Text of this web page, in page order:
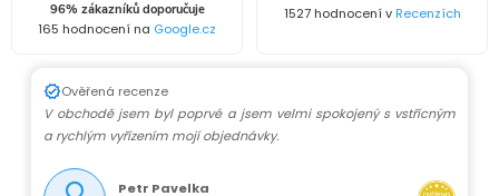
96% zákazníků doporučuje
165 hodnocení na Google.cz
1527 hodnocení vRecenzích
Ověřená recenze
V obchodě jsem byl poprvé a jsem velmi spokojený s vstřícným
a rychlým vyřízením mojí objednávky.
Petr Pavelka